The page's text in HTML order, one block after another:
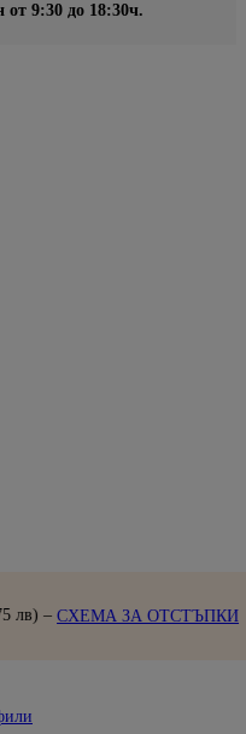
от 9:30 до 18:30ч.
Бърза